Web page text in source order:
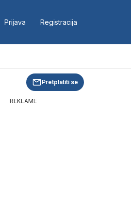
Prijava Registracija
Pretplatiti se
REKLAME